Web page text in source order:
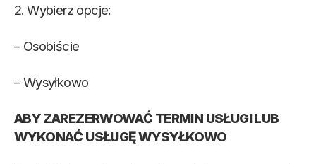
2. Wybierz opcje:
– Osobiście
– Wysyłkowo
ABY ZAREZERWOWAĆ TERMIN USŁUGI LUB
WYKONAĆ USŁUGĘ WYSYŁKOWO